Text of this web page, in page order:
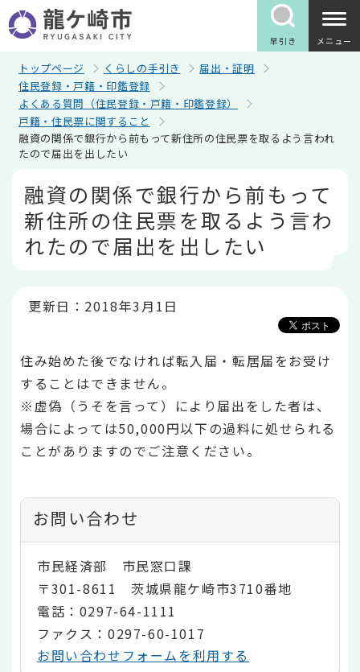
の
ペ
早引き メニュー
トップページ くらしの手引き
届出・証明
住民登録・戸籍・印鑑登録
よくある質問（住民登録・戸籍・印鑑登録）
戸籍・住民票に関すること
融資の関係で銀行から前もって新住所の住民票を取るよう言われ
たので届出を出したい
融資の関係で銀行から前もって
新住所の住民票を取るよう言わ
れたので届出を出したい
更新日：2018年3月1日
住み始めた後でなければ転入届・転居届をお受け
することはできません。
※虚偽（うそを言って）により届出をした者は、
場合によっては50,000円以下の過料に処せられる
ことがありますのでご注意ください。
お問い合わせ
市民経済部 市民窓口課
〒301-8611 茨城県龍ケ崎市3710番地
電話：0297-64-1111
ファクス：0297-60-1017
お問い合わせフォームを利用する